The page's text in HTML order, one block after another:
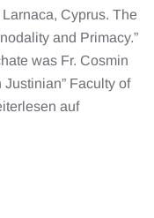
Cyprus. The
and Primacy.”
was Fr. Cosmin
Faculty of
auf